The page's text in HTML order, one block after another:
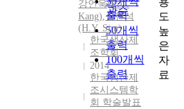
관순
출력
50개씩
출력
100개씩
출력
강언욱(E.U.
Kang),심현석
(H.Y. Sim)
한국생산제
조학회
2014
한국생산제
조시스템학
회 학술발표
도
높
은
자
료